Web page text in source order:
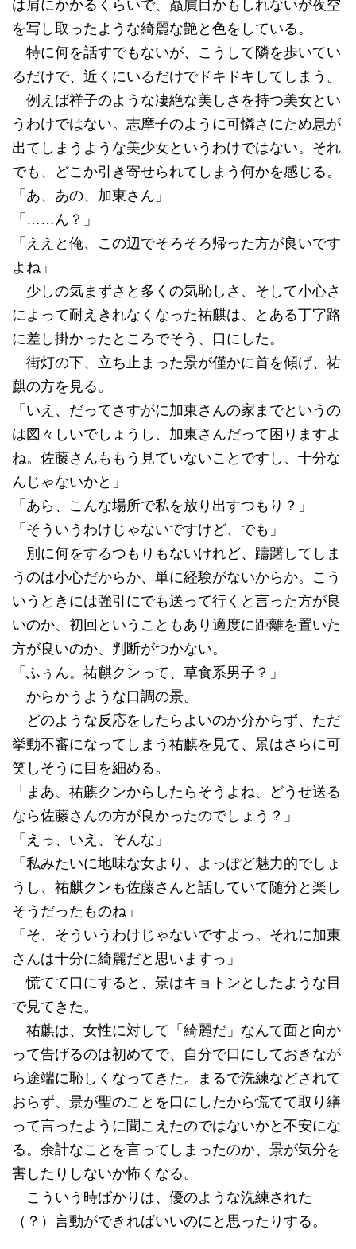
は肩にかかるくらいで、贔屓目かもしれないが夜空
を写し取ったような綺麗な艶と色をしている。
特に何を話すでもないが、こうして隣を歩いてい
るだけで、近くにいるだけでドキドキしてしまう。
例えば祥子のような凄絶な美しさを持つ美女とい
うわけではない。志摩子のように可憐さにため息が
出てしまうような美少女というわけではない。それ
でも、どこか引き寄せられてしまう何かを感じる。
「あ、あの、加東さん」
「……ん？」
「ええと俺、この辺でそろそろ帰った方が良いです
よね」
少しの気まずさと多くの気恥しさ、そして小心さ
によって耐えきれなくなった祐麒は、とある丁字路
に差し掛かったところでそう、口にした。
街灯の下、立ち止まった景が僅かに首を傾げ、祐
麒の方を見る。
「いえ、だってさすがに加東さんの家までというの
は図々しいでしょうし、加東さんだって困りますよ
ね。佐藤さんももう見ていないことですし、十分な
んじゃないかと」
「あら、こんな場所で私を放り出すつもり？」
「そういうわけじゃないですけど、でも」
別に何をするつもりもないけれど、躊躇してしま
うのは小心だからか、単に経験がないからか。こう
いうときには強引にでも送って行くと言った方が良
いのか、初回ということもあり適度に距離を置いた
方が良いのか、判断がつかない。
「ふぅん。祐麒クンって、草食系男子？」
からかうような口調の景。
どのような反応をしたらよいのか分からず、ただ
挙動不審になってしまう祐麒を見て、景はさらに可
笑しそうに目を細める。
「まあ、祐麒クンからしたらそうよね、どうせ送る
なら佐藤さんの方が良かったのでしょう？」
「えっ、いえ、そんな」
「私みたいに地味な女より、よっぽど魅力的でしょ
うし、祐麒クンも佐藤さんと話していて随分と楽し
そうだったものね」
「そ、そういうわけじゃないですよっ。それに加東
さんは十分に綺麗だと思いますっ」
慌てて口にすると、景はキョトンとしたような目
で見てきた。
祐麒は、女性に対して「綺麗だ」なんて面と向か
って告げるのは初めてで、自分で口にしておきなが
ら途端に恥しくなってきた。まるで洗練などされて
おらず、景が聖のことを口にしたから慌てて取り繕
って言ったように聞こえたのではないかと不安にな
る。余計なことを言ってしまったのか、景が気分を
害したりしないか怖くなる。
こういう時ばかりは、優のような洗練された
（？）言動ができればいいのにと思ったりする。